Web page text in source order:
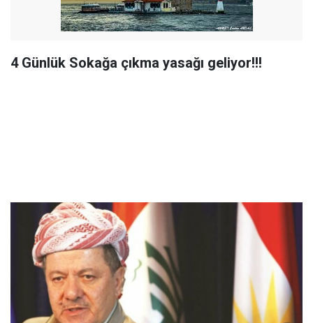
4 Günlük Sokağa çıkma yasağı geliyor!!!